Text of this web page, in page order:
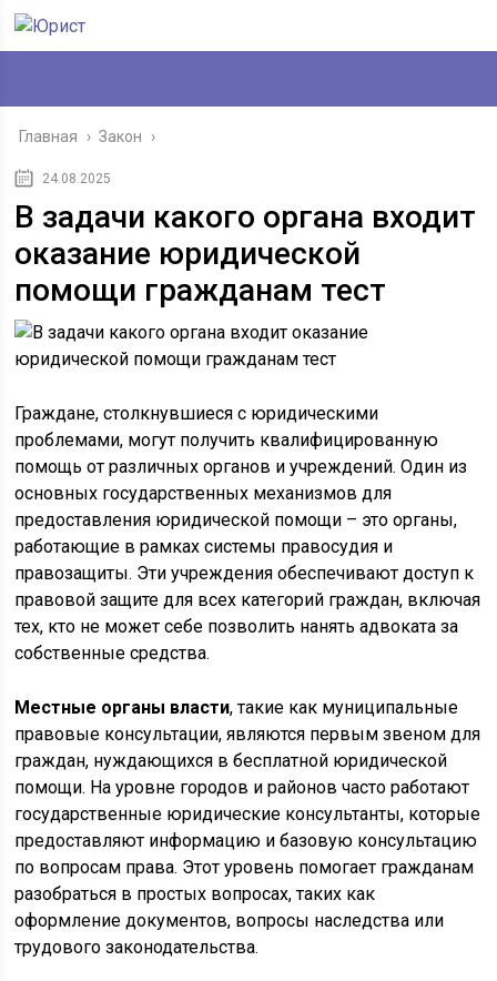
Главная › Закон ›
24.08.2025
В задачи какого органа входит
оказание юридической
помощи гражданам тест
Граждане, столкнувшиеся с юридическими
проблемами, могут получить квалифицированную
помощь от различных органов и учреждений. Один из
основных государственных механизмов для
предоставления юридической помощи – это органы,
работающие в рамках системы правосудия и
правозащиты. Эти учреждения обеспечивают доступ к
правовой защите для всех категорий граждан, включая
тех, кто не может себе позволить нанять адвоката за
собственные средства.
Местные органы власти, такие как муниципальные
правовые консультации, являются первым звеном для
граждан, нуждающихся в бесплатной юридической
помощи. На уровне городов и районов часто работают
государственные юридические консультанты, которые
предоставляют информацию и базовую консультацию
по вопросам права. Этот уровень помогает гражданам
разобраться в простых вопросах, таких как
оформление документов, вопросы наследства или
трудового законодательства.